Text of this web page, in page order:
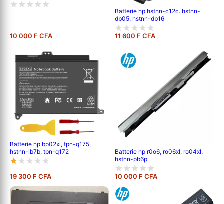
10 000 F CFA
Batterie hp hstnn-c12c. hstnn-
db05, hstnn-db16
11 600 F CFA
Batterie hp bp02xl, tpn-q175,
hstnn-lb7b, tpn-q172
19 300 F CFA
Batterie hp r0o6, ro06xl, ro04xl,
hstnn-pb6p
10 000 F CFA